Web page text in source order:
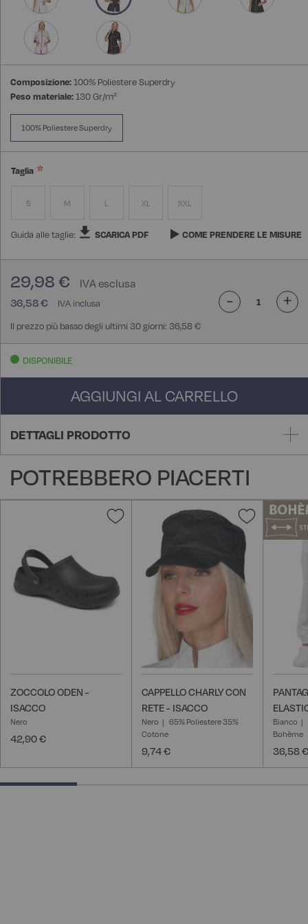
Composizione:100% Poliestere Superdry
Peso materiale:130 Gr/m²
100% Poliestere Superdry
Taglia
S M L XL XXL
Guida alle taglie: SCARICA PDF COME PRENDERE LE MISURE
36,58 €
29,98 €
Il prezzo più basso degli ultimi 30 giorni: 36,58 €
- +
DISPONIBILE
AGGIUNGI AL CARRELLO
DETTAGLI PRODOTTO
POTREBBERO PIACERTI
Aggiungi
desideri
ZOCCOLO ODEN -
ISACCO
Nero
42,90 €
Aggiungi
alla
CAPPELLO CHARLY CON
RETE - ISACCO
Nero
65% Poliestere 35%
Cotone
9,74 €
Bianco
Bohème
36,58 €
25% completed